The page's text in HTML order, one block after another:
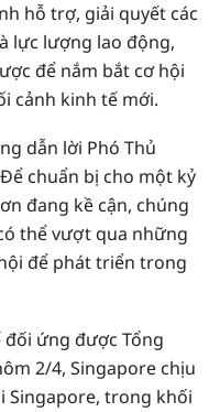
hỗ trợ, giải quyết các
lực lượng lao động,
để nắm bắt cơ hội
cảnh kinh tế mới.
dẫn lời Phó Thủ
chuẩn bị cho một kỷ
đang kề cận, chúng
thể vượt qua những
để phát triển trong
đối ứng được Tổng
2/4, Singapore chịu
Singapore, trong khối